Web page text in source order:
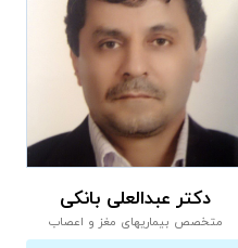
دکتر عبدالعلی بانکی
متخصص بیماریهای مغز و اعصاب